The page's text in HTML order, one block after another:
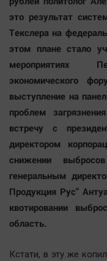
Технологии
Отраслевые темы
Автомобили
XX век: криминальные
Банки
Медиаграмотность
Прогулки по городу Ч
Статистика
это результат
Текслера на
этом плане стало
мероприятиях
экономического
выступление на
проблем
встречу с
директором
снижении
генеральным
Продукция Рус"
квотировании
область.
Кстати, в эту же